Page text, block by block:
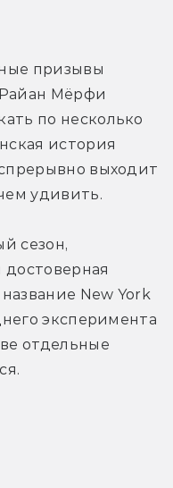
призывы
Мёрфи
по несколько
история
выходит
удивить.
сезон,
достоверная
New York
эксперимента
отдельные